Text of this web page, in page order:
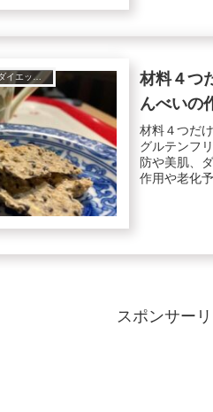
グルテンフリーレシピで美肌健康ダイエット！
材料４つ
んべいの
材料４つだ
グルテンフ
防や美肌、
作用や老化
スポンサー